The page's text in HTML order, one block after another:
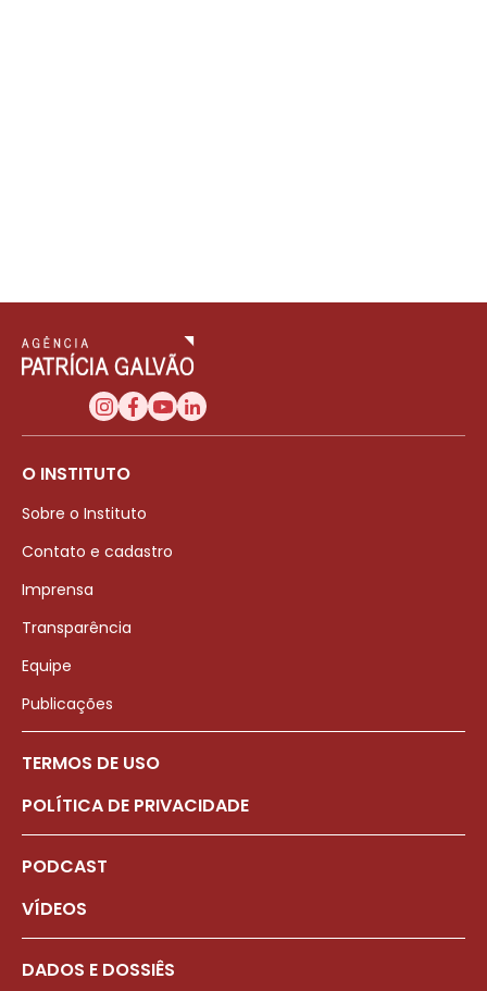
O INSTITUTO
Sobre o Instituto
Contato e cadastro
Imprensa
Transparência
Equipe
Publicações
TERMOS DE USO
POLÍTICA DE PRIVACIDADE
PODCAST
VÍDEOS
DADOS E DOSSIÊS